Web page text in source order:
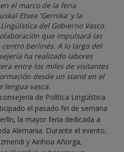
el marco de la feria
Etxea 'Gernika' y la
del Gobierno Vasco
que impulsará las
centro berlinés. A lo largo del
ha realizado labores
entre los miles de visitantes
desde un stand en el
lengua vasca.
de Política Lingüística
el pasado fin de semana
la mayor feria dedicada a
Alemania. Durante el evento,
y Ainhoa Añorga,